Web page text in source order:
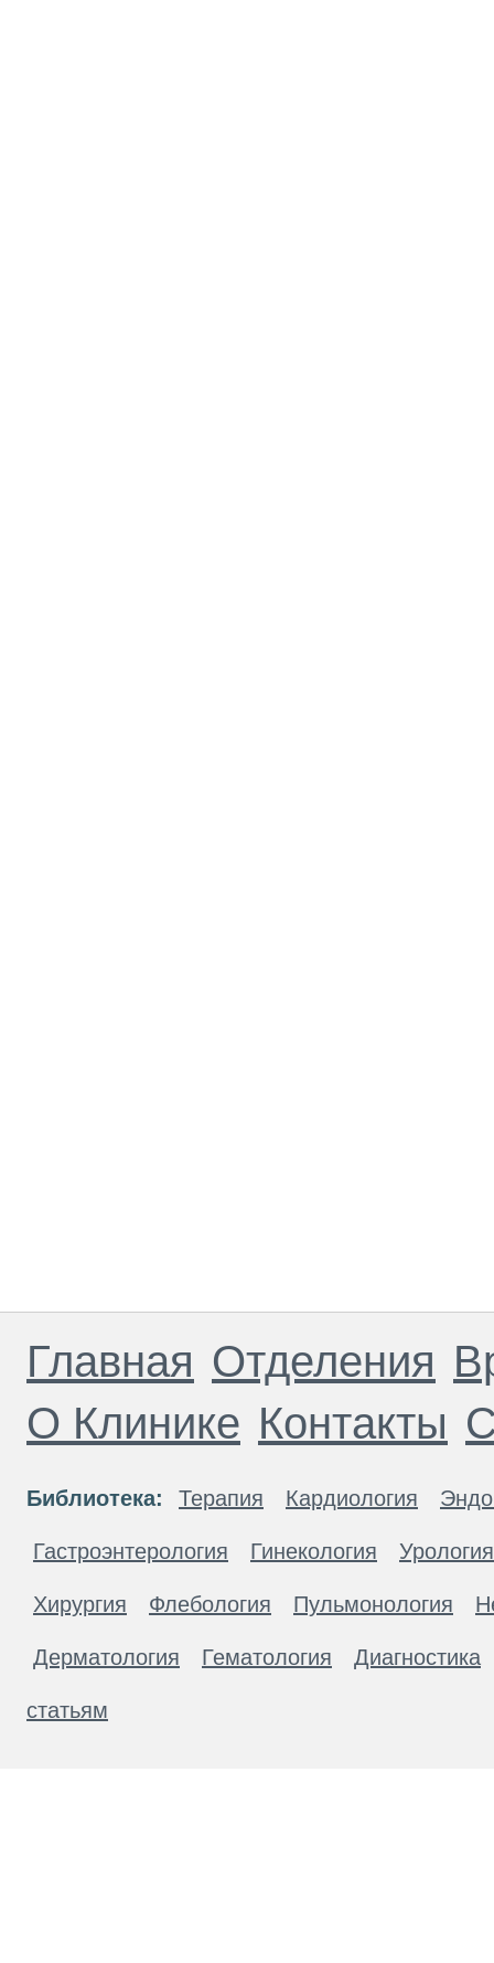
Главная Отделения
О Клинике Контакты
Библиотека: Терапия Кардиология
Гастроэнтерология Гинекология Урология
Хирургия Флебология Пульмонология
Дерматология Гематология Диагностика
статьям